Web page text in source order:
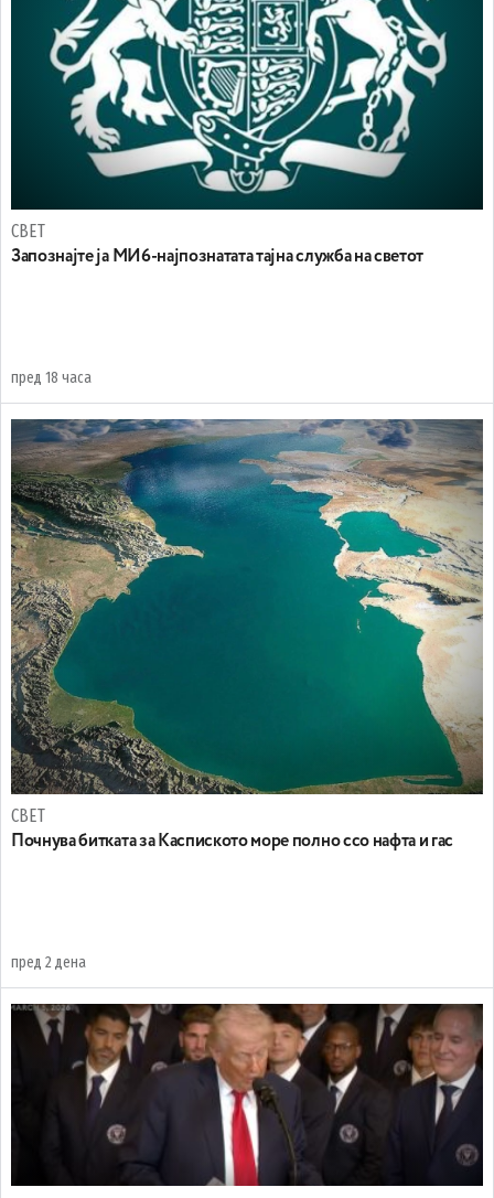
СВЕТ
Запознајте ја МИ6-најпознатата тајна служба на светот
пред 18 часа
СВЕТ
Почнува битката за Каспиското море полно ссо нафта и гас
пред 2 дена